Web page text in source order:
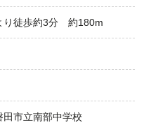
り徒歩約3分 約180m
市立南部中学校